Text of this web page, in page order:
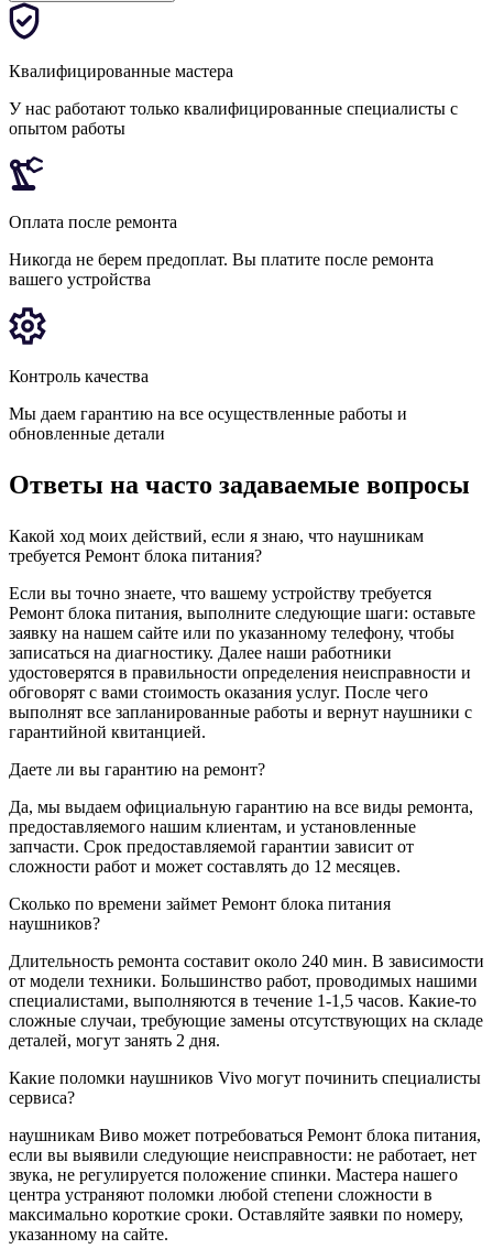
Квалифицированные мастера
У нас работают только квалифицированные специалисты с
опытом работы
Оплата после ремонта
Никогда не берем предоплат. Вы платите после ремонта
вашего устройства
Контроль качества
Мы даем гарантию на все осуществленные работы и
обновленные детали
Ответы на часто задаваемые вопросы
Какой ход моих действий, если я знаю, что наушникам
требуется Ремонт блока питания?
Если вы точно знаете, что вашему устройству требуется
Ремонт блока питания, выполните следующие шаги: оставьте
заявку на нашем сайте или по указанному телефону, чтобы
записаться на диагностику. Далее наши работники
удостоверятся в правильности определения неисправности и
обговорят с вами стоимость оказания услуг. После чего
выполнят все запланированные работы и вернут наушники с
гарантийной квитанцией.
Даете ли вы гарантию на ремонт?
Да, мы выдаем официальную гарантию на все виды ремонта,
предоставляемого нашим клиентам, и установленные
запчасти. Срок предоставляемой гарантии зависит от
сложности работ и может составлять до 12 месяцев.
Сколько по времени займет Ремонт блока питания
наушников?
Длительность ремонта составит около 240 мин. В зависимости
от модели техники. Большинство работ, проводимых нашими
специалистами, выполняются в течение 1-1,5 часов. Какие-то
сложные случаи, требующие замены отсутствующих на складе
деталей, могут занять 2 дня.
Какие поломки наушников Vivo могут починить специалисты
сервиса?
наушникам Виво может потребоваться Ремонт блока питания,
если вы выявили следующие неисправности: не работает, нет
звука, не регулируется положение спинки. Мастера нашего
центра устраняют поломки любой степени сложности в
максимально короткие сроки. Оставляйте заявки по номеру,
указанному на сайте.